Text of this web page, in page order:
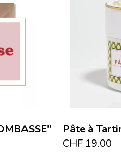
Pâte à
CHF 19.00